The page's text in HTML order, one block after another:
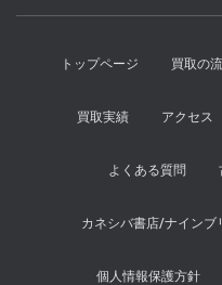
トップページ 買取の
買取実績 アクセス
よくある質問
カネシバ書店/ナインブ
個人情報保護方針